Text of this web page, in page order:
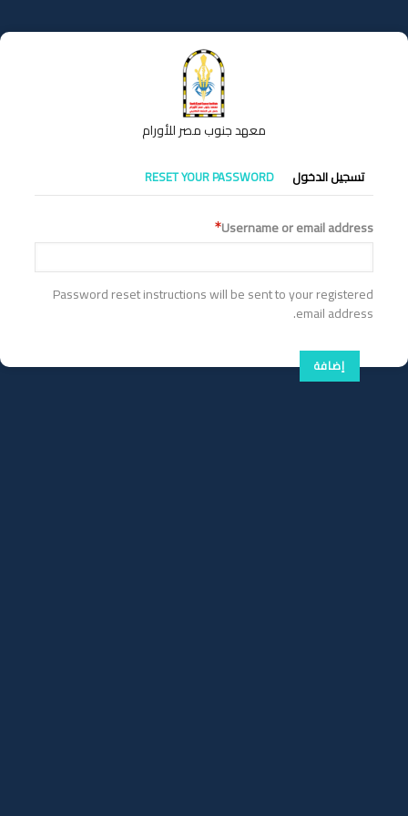
إلى
المحتوى
معهد جنوب مصر للأورام
التبويبات
الأساسية
تسجيل الدخول RESET YOUR PASSWORD
Username or email address
Password reset instructions will be sent to your registered
email address.